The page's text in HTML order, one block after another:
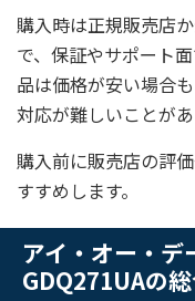
購入時は正規販売店
で、保証やサポート
品は価格が安い場合
対応が難しいことが
購入前に販売店の評
すすめします。
アイ・オー・
GDQ271UAの